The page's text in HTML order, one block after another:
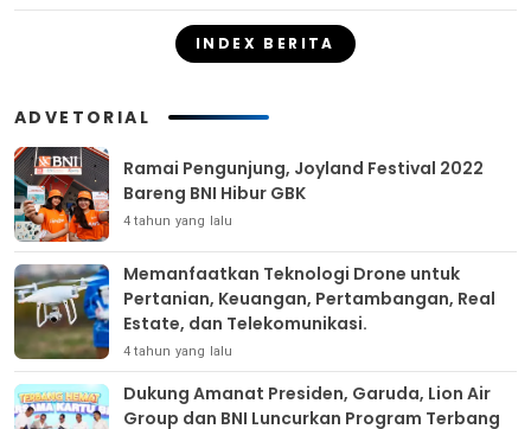
INDEX BERITA
ADVETORIAL
Ramai Pengunjung, Joyland Festival 2022
Bareng BNI Hibur GBK
4 tahun yang lalu
Memanfaatkan Teknologi Drone untuk
Pertanian, Keuangan, Pertambangan, Real
Estate, dan Telekomunikasi.
4 tahun yang lalu
Dukung Amanat Presiden, Garuda, Lion Air
Group dan BNI Luncurkan Program Terbang